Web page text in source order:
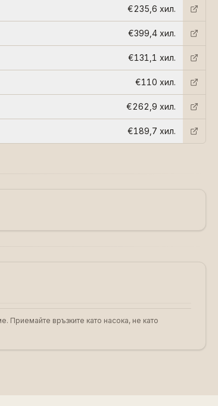
€235,6 хил.
€399,4 хил.
€131,1 хил.
€110 хил.
€262,9 хил.
€189,7 хил.
Приемайте връзките като насока, не като